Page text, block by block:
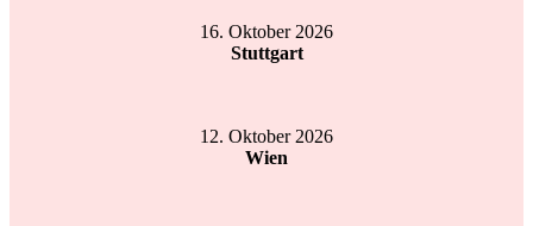
16. Oktober 2026
Stuttgart
12. Oktober 2026
Wien